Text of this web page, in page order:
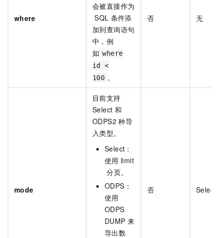
where
会被直接作为
SQL 条件添
加到查询语句
中，例
如 where
id <
100 。
否 无
mode
目前支持
Select 和
ODPS2 种导
入类型。
Select：
使用 limit
分页。
ODPS：
使用
ODPS
DUMP 来
导出数
否 Select